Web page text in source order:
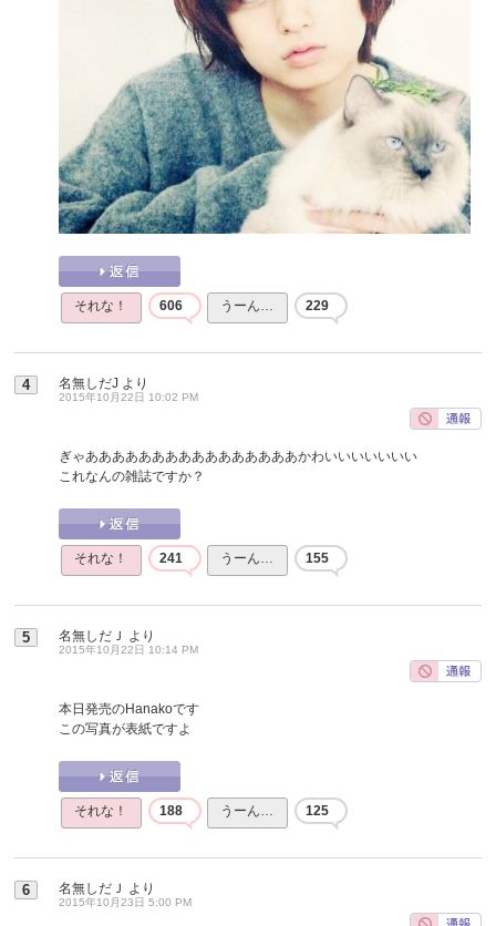
それな！ 606 うーん… 229
4 名無しだJ より
2015年10月22日 10:02 PM
ぎゃああああああああああああああああかわいいいいいいい
これなんの雑誌ですか？
それな！ 241 うーん… 155
5 名無しだＪ より
2015年10月22日 10:14 PM
本日発売のHanakoです
この写真が表紙ですよ
それな！ 188 うーん… 125
6 名無しだＪ より
2015年10月23日 5:00 PM